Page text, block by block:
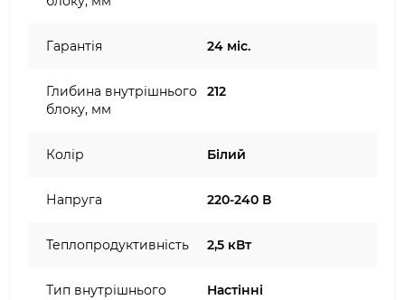
Гарантія 24 міс.
Глибина внутрішнього
блоку, мм
212
Колір Білий
Напруга 220-240 В
Теплопродуктивність 2,5 кВт
Тип внутрішнього
Настінні